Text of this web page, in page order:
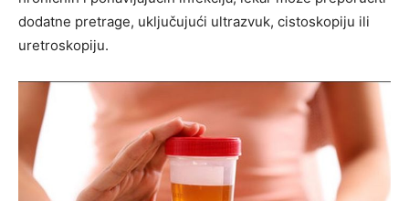
dodatne pretrage, uključujući ultrazvuk, cistoskopiju ili
uretroskopiju.